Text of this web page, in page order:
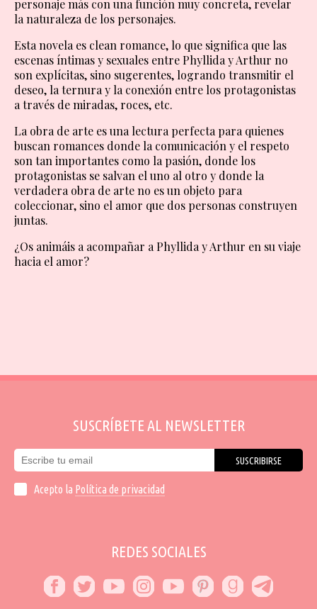
personaje más con una función muy concreta, revelar
la naturaleza de los personajes.
Esta novela es clean romance, lo que significa que las
escenas íntimas y sexuales entre Phyllida y Arthur no
son explícitas, sino sugerentes, logrando transmitir el
deseo, la ternura y la conexión entre los protagonistas
a través de miradas, roces, etc.
La obra de arte es una lectura perfecta para quienes
buscan romances donde la comunicación y el respeto
son tan importantes como la pasión, donde los
protagonistas se salvan el uno al otro y donde la
verdadera obra de arte no es un objeto para
coleccionar, sino el amor que dos personas construyen
juntas.
¿Os animáis a acompañar a Phyllida y Arthur en su viaje
hacia el amor?
SUSCRÍBETE AL NEWSLETTER
SUSCRIBIRSE
Acepto la Política de privacidad
REDES SOCIALES